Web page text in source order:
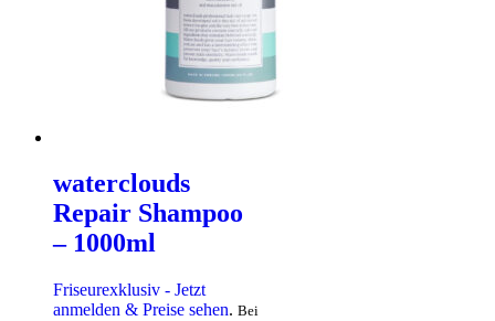
waterclouds
Repair Shampoo
– 1000ml
Friseurexklusiv - Jetzt
anmelden & Preise sehen. Bei